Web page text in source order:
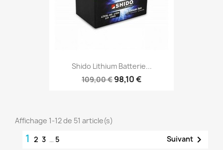
Shido Lithium Batterie...
109,00 € 98,10 €
Affichage 1-12 de 51 article(s)
1 2 3 … 5 Suivant 